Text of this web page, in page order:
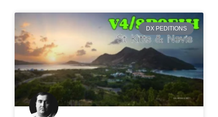
DX PEDITIONS